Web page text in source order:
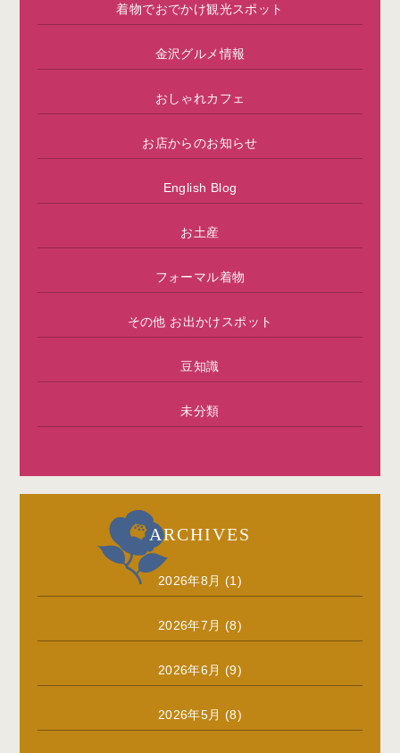
着物でおでかけ観光スポット
金沢グルメ情報
おしゃれカフェ
お店からのお知らせ
English Blog
お土産
フォーマル着物
その他 お出かけスポット
豆知識
未分類
ARCHIVES
2026年8月 (1)
2026年7月 (8)
2026年6月 (9)
2026年5月 (8)